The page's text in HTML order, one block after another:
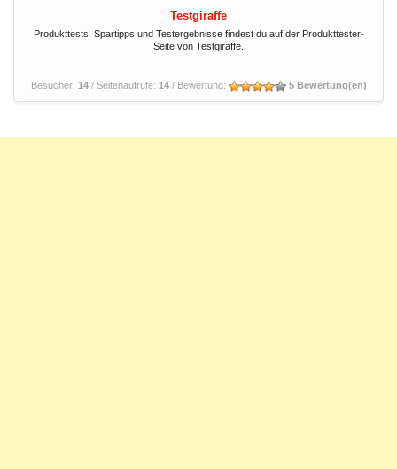
Testgiraffe
Produkttests, Spartipps und Testergebnisse findest du auf der Produkttester-
Seite von Testgiraffe.
Besucher: 14/ Seitenaufrufe: 14/ Bewertung: 5 Bewertung(en)